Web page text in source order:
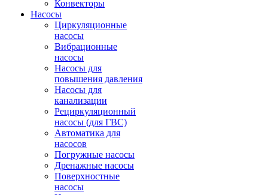
Конвекторы
Насосы
Циркуляционные
насосы
Вибрационные
насосы
Насосы для
повышения давления
Насосы для
канализации
Рециркуляционный
насосы (для ГВС)
Автоматика для
насосов
Погружные насосы
Дренажные насосы
Поверхностные
насосы